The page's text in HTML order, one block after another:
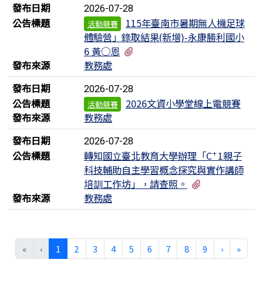
發布日期
2026-07-28
公告標題 活動競賽
115年臺南市暑期無人機足球
體驗營」錄取結果(新增)-永康勝利國小
6 黃○恩
發布來源
教務處
發布日期
2026-07-28
公告標題 活動競賽
2026文資小學堂線上電競賽
發布來源
教務處
發布日期
2026-07-28
公告標題
轉知國立臺北教育大學辦理「C⁺1親子
科技輔助自主學習概念探究與實作講師
培訓工作坊」，請查照。
發布來源
教務處
« ‹ 1 (目前頁次)
2 3 4 5 6 7 8 9 ›下一頁
»最後